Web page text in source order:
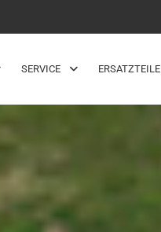
SERVICE ERSATZTEILE